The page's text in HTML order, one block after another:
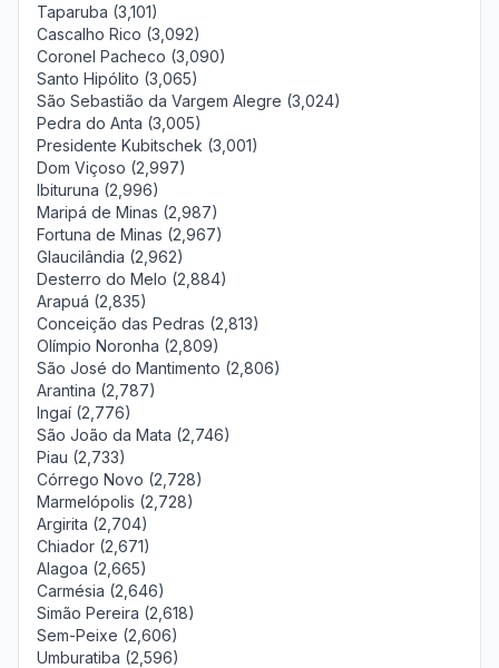
Taparuba (3,101)
Cascalho Rico (3,092)
Coronel Pacheco (3,090)
Santo Hipólito (3,065)
São Sebastião da Vargem Alegre (3,024)
Pedra do Anta (3,005)
Presidente Kubitschek (3,001)
Dom Viçoso (2,997)
Ibituruna (2,996)
Maripá de Minas (2,987)
Fortuna de Minas (2,967)
Glaucilândia (2,962)
Desterro do Melo (2,884)
Arapuá (2,835)
Conceição das Pedras (2,813)
Olímpio Noronha (2,809)
São José do Mantimento (2,806)
Arantina (2,787)
Ingaí (2,776)
São João da Mata (2,746)
Piau (2,733)
Córrego Novo (2,728)
Marmelópolis (2,728)
Argirita (2,704)
Chiador (2,671)
Alagoa (2,665)
Carmésia (2,646)
Simão Pereira (2,618)
Sem-Peixe (2,606)
Umburatiba (2,596)